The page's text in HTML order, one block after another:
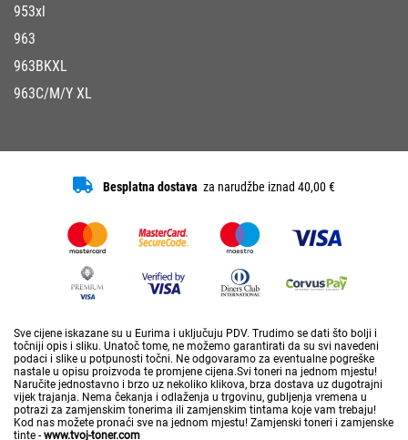
953xl
963
963BKXL
963C/M/Y XL
Besplatna dostava za narudžbe iznad 40,00 €
Sve cijene iskazane su u Eurima i uključuju PDV. Trudimo se dati što bolji i
točniji opis i sliku. Unatoč tome, ne možemo garantirati da su svi navedeni
podaci i slike u potpunosti točni. Ne odgovaramo za eventualne pogreške
nastale u opisu proizvoda te promjene cijena.Svi toneri na jednom mjestu!
Naručite jednostavno i brzo uz nekoliko klikova, brza dostava uz dugotrajni
vijek trajanja. Nema čekanja i odlaženja u trgovinu, gubljenja vremena u
potrazi za zamjenskim tonerima ili zamjenskim tintama koje vam trebaju!
Kod nas možete pronaći sve na jednom mjestu! Zamjenski toneri i zamjenske
tinte - www.tvoj-toner.com